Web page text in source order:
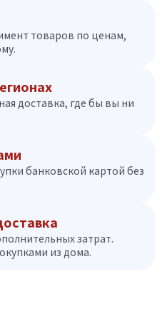
товаров по ценам,
доставка, где бы вы ни
банковской картой без
затрат.
из дома.